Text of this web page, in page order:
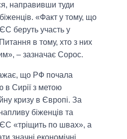
направивши туди
«Факт у тому, що
ЄС беруть участь у
в тому, хто з них
– зазначає Сорос.
що РФ почала
в Сирії з метою
кризу в Європі. За
біженців та
ЄС «тріщить по швах», а